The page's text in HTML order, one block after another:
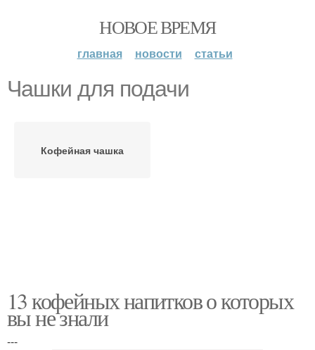
НОВОЕ ВРЕМЯ
главная новости статьи
Чашки для подачи
Кофейная чашка
13 кофейных напитков о которых
вы не знали
---